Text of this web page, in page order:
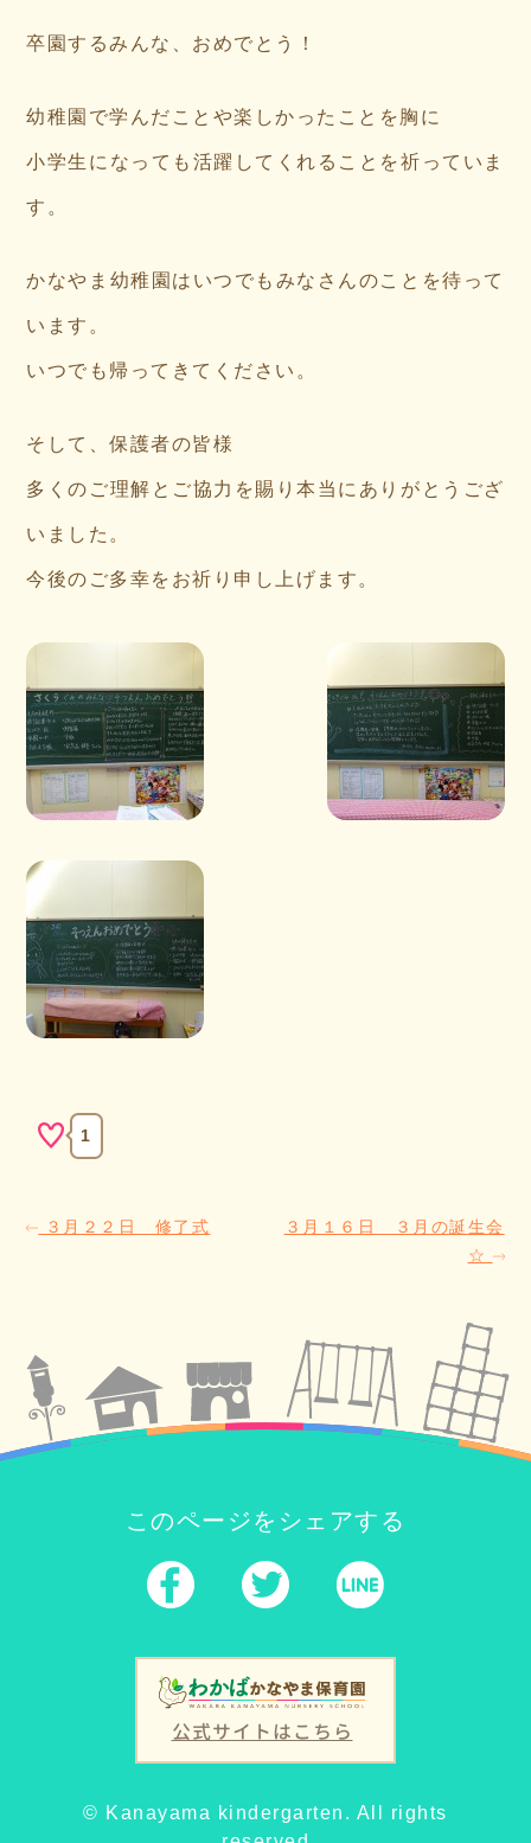
卒園するみんな、おめでとう！
幼稚園で学んだことや楽しかったことを胸に
小学生になっても活躍してくれることを祈っていま
す。
かなやま幼稚園はいつでもみなさんのことを待って
います。
いつでも帰ってきてください。
そして、保護者の皆様
多くのご理解とご協力を賜り本当にありがとうござ
いました。
今後のご多幸をお祈り申し上げます。
1
３月２２日 修了式
３月１６日 ３月の誕生会
☆
このページをシェアする
公式サイトはこちら
© Kanayama kindergarten. All rights